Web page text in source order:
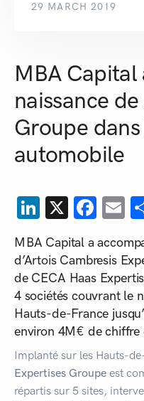
29 MARCH 2019
MBA Capital
naissance
Groupe
automobile
LinkedIn
X
MBA Capital a
d’Artois Cambresis
de CECA Haas
4 sociétés couvrant le
Hauts-de-France
environ 4M€ de chiffre
Implanté sur les Hauts-
Expertises Groupe est
répartis sur 5 sites,